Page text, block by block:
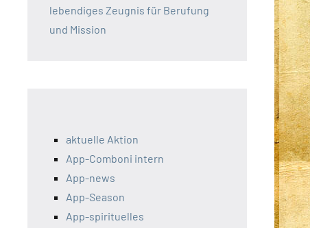
lebendiges Zeugnis für Berufung
und Mission
aktuelle Aktion
App-Comboni intern
App-news
App-Season
App-spirituelles